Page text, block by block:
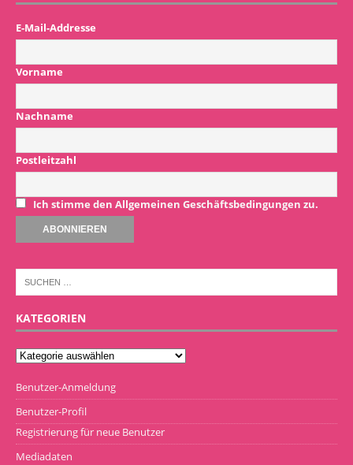
E-Mail-Addresse
Vorname
Nachname
Postleitzahl
Ich stimme den Allgemeinen Geschäftsbedingungen zu.
KATEGORIEN
Benutzer-Anmeldung
Benutzer-Profil
Registrierung für neue Benutzer
Mediadaten